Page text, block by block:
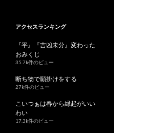
アクセスランキング
『平』『吉凶未分』変わった
おみくじ
35.7k件のビュー
断ち物で願掛けをする
27k件のビュー
こいつぁは春から縁起がいい
わい
17.3k件のビュー